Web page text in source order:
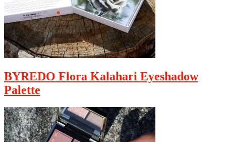
BYREDO Flora Kalahari Eyeshadow
Palette